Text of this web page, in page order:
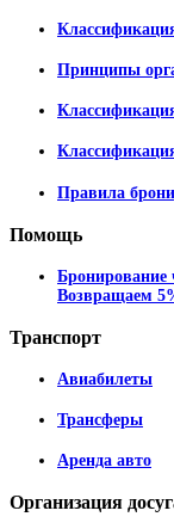
Принципы
Правила
Помощь
Бронирование
Возвращаем
Транспорт
Авиабилеты
Трансферы
Аренда авто
Организация